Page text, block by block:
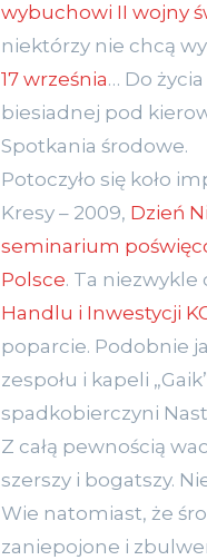
wybuchowi II wojny
niektórzy nie chcą
17 września… Do
biesiadnej pod
Spotkania środowe.
Potoczyło się koło
Kresy – 2009, Dzień
seminarium
Polsce. Ta niezwykle
Handlu i Inwestycji
poparcie. Podobnie
zespołu i kapeli
spadkobierczyni
Z całą pewnością
szerszy i bogatszy.
Wie natomiast, że
zaniepojone i